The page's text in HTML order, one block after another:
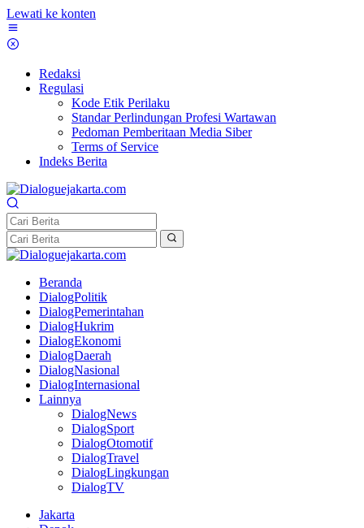
Lewati ke konten
Redaksi
Regulasi
Kode Etik Perilaku
Standar Perlindungan Profesi Wartawan
Pedoman Pemberitaan Media Siber
Terms of Service
Indeks Berita
Beranda
DialogPolitik
DialogPemerintahan
DialogHukrim
DialogEkonomi
DialogDaerah
DialogNasional
DialogInternasional
Lainnya
DialogNews
DialogSport
DialogOtomotif
DialogTravel
DialogLingkungan
DialogTV
Jakarta